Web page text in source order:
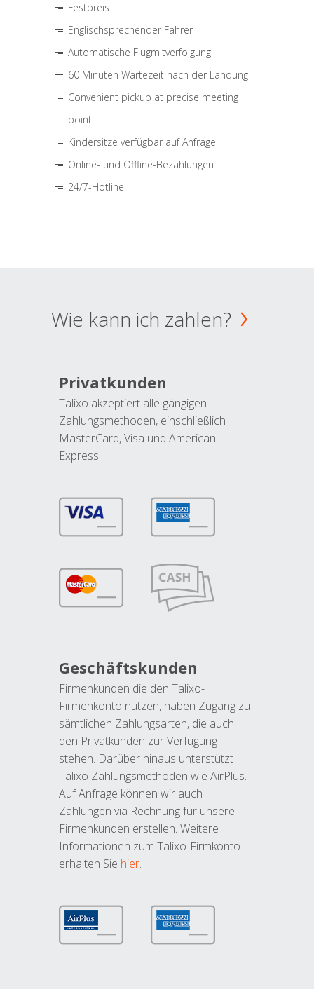
Festpreis
Englischsprechender Fahrer
Automatische Flugmitverfolgung
60 Minuten Wartezeit nach der Landung
Convenient pickup at precise meeting
point
Kindersitze verfügbar auf Anfrage
Online- und Offline-Bezahlungen
24/7-Hotline
Wie kann ich zahlen?
Privatkunden
Talixo akzeptiert alle gängigen
Zahlungsmethoden, einschließlich
MasterCard, Visa und American
Express.
Geschäftskunden
Firmenkunden die den Talixo-
Firmenkonto nutzen, haben Zugang zu
sämtlichen Zahlungsarten, die auch
den Privatkunden zur Verfügung
stehen. Darüber hinaus unterstützt
Talixo Zahlungsmethoden wie AirPlus.
Auf Anfrage können wir auch
Zahlungen via Rechnung für unsere
Firmenkunden erstellen. Weitere
Informationen zum Talixo-Firmkonto
erhalten Sie hier.